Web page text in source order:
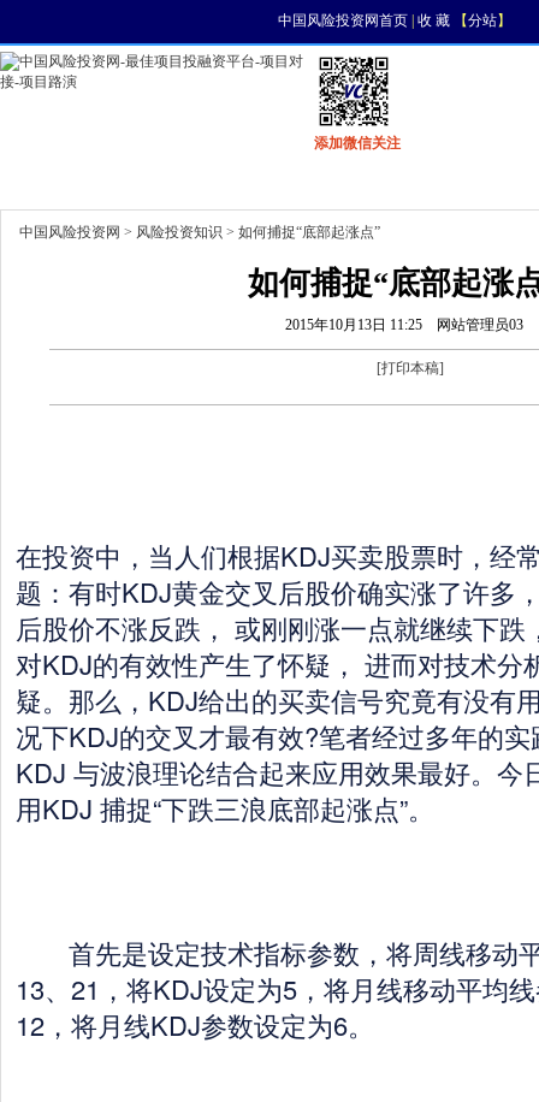
中国风险投资网首页| 收 藏【分站】
添加微信关注
中国风险投资网 > 风险投资知识 > 如何捕捉“底部起涨点”
如何捕捉“底部起涨
2015年10月13日 11:25 网站管理员03
[打印本稿]
在投资中，当人们根据KDJ买卖股票时，经
题：有时KDJ黄金交叉后股价确实涨了许多
后股价不涨反跌， 或刚刚涨一点就继续下
对KDJ的有效性产生了怀疑， 进而对技术分
疑。那么，KDJ给出的买卖信号究竟有没有
况下KDJ的交叉才最有效?笔者经过多年的
KDJ 与波浪理论结合起来应用效果最好。今
用KDJ 捕捉“下跌三浪底部起涨点”。
首先是设定技术指标参数，将周线移动
13、21，将KDJ设定为5，将月线移动平均
12，将月线KDJ参数设定为6。